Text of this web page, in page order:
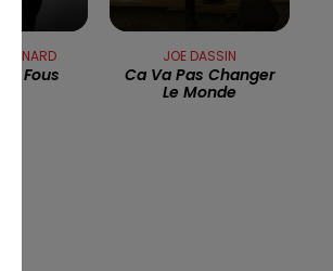
13h00 - 16h00
MIDI QUI CHANTENT
Fous
JOE DASSIN
Ca Va Pas Changer
Le Monde